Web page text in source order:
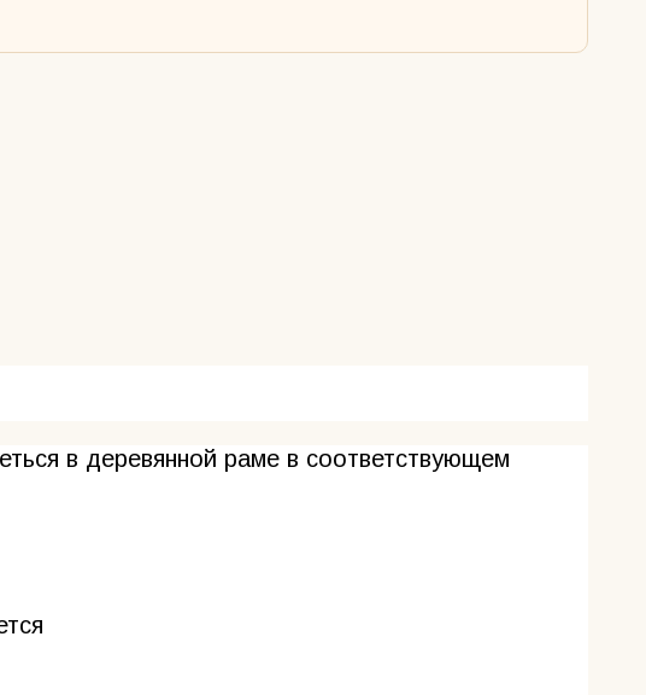
в деревянной раме в соответствующем